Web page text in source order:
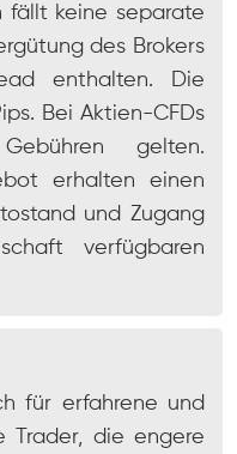
fällt keine separate
des Brokers
enthalten. Die
Bei Aktien-CFDs
gelten.
erhalten einen
und Zugang
verfügbaren
für erfahrene und
Trader, die engere